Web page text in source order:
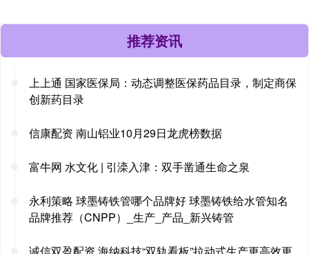
推荐资讯
上上通 国家医保局：动态调整医保药品目录，制定商保
创新药目录
信康配资 南山铝业10月29日龙虎榜数据
富牛网 水文化 | 引滦入津：双手凿通生命之泉
永利策略 球墨铸铁管哪个品牌好 球墨铸铁给水管知名
品牌推荐（CNPP）_生产_产品_新兴铸管
诚信双盈配资 海纳科技“双轨看板”拉动式生产更高效更